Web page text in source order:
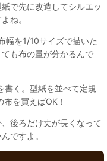
で先に改造してシルエッ
ね。
幅を1/10サイズで描いた
も布の量が分かるんで
書く。型紙を並べて定規
を買えばOK！
後ろだけ丈が長くなって
ですよ。